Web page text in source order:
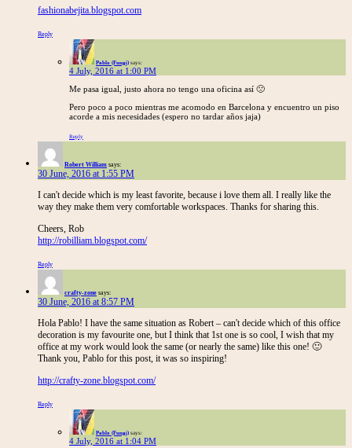
fashionabejita.blogspot.com
Reply
Pablo (Fungi) says:
4 July, 2016 at 1:00 PM
Me pasa igual, justo ahora no tengo una oficina así 🙁
Pero poco a poco mientras me acomodo en Barcelona y encuentro un piso
acorde a mis necesidades (espero no tardar años jaja)
Reply
Robert William says:
30 June, 2016 at 1:55 PM
I can't decide which is my least favorite, because i love them all. I really like the
way they make them very comfortable workspaces. Thanks for sharing this.
Cheers, Rob
http://robilliam.blogspot.com/
Reply
crafty-zone says:
30 June, 2016 at 8:57 PM
Hola Pablo! I have the same situation as Robert – can't decide which of this office
decoration is my favourite one, but I think that 1st one is so cool, I wish that my
office at my work would look the same (or nearly the same) like this one! 🙂
Thank you, Pablo for this post, it was so inspiring!
http://crafty-zone.blogspot.com/
Reply
Pablo (Fungi) says:
4 July, 2016 at 1:04 PM